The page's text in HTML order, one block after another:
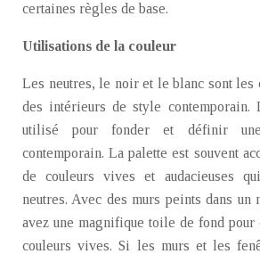
certaines règles de base.
Utilisations de la couleur
Les neutres, le noir et le blanc sont les
des intérieurs de style contemporain.
utilisé pour fonder et définir
contemporain. La palette est souvent
de couleurs vives et audacieuses
neutres. Avec des murs peints dans un
avez une magnifique toile de fond pour
couleurs vives. Si les murs et les